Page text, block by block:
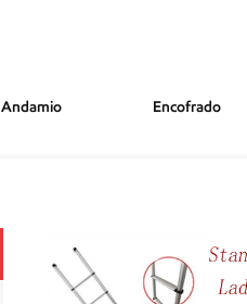
Andamio Encofrado